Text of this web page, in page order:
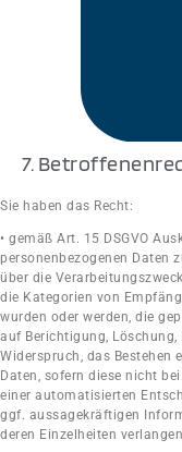
7.
Sie haben das Recht:
• gemäß Art. 15 DSGVO
personenbezogenen Daten
über die
die Kategorien von
wurden oder werden, die
auf Berichtigung,
Widerspruch, das Bestehen
Daten, sofern diese nicht
einer automatisierten
ggf. aussagekräftigen
deren Einzelheiten